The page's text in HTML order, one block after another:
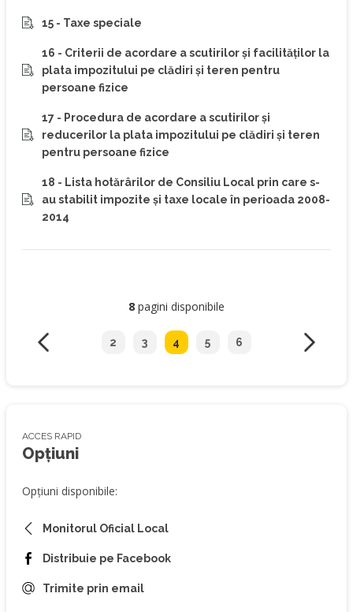
15 - Taxe speciale
16 - Criterii de acordare a scutirilor şi facilităţilor la
plata impozitului pe clădiri şi teren pentru
persoane fizice
17 - Procedura de acordare a scutirilor şi
reducerilor la plata impozitului pe clădiri şi teren
pentru persoane fizice
18 - Lista hotărârilor de Consiliu Local prin care s-
au stabilit impozite şi taxe locale în perioada 2008-
2014
8 pagini disponibile
2 3 4 5 6
ACCES RAPID
Opțiuni
Opțiuni disponibile:
Monitorul Oficial Local
Distribuie pe Facebook
Trimite prin email